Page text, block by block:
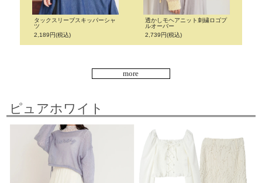
タックスリーブスキッパーシャ
ツ
2,189円(税込)
透かしモヘアニット刺繍ロゴプ
ルオーバー
2,739円(税込)
more
ピュアホワイト